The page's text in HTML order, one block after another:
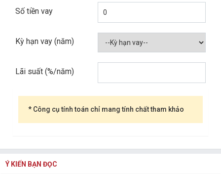
Số tiền vay
Kỳ hạn vay (năm)
Lãi suất (%/năm)
* Công cụ tính toán chỉ mang tính chất tham khảo
Ý KIẾN BẠN ĐỌC